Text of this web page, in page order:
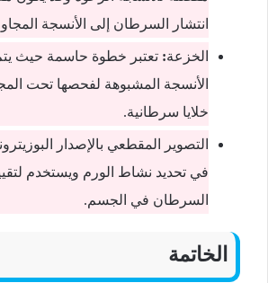
انتشار السرطان إلى الأنسجة
الخزعة: تعتبر خطوة حاسمة حيث
الأنسجة المشبوهة لفحصها تحت
خلايا سرطانية.
التصوير المقطعي بالإصدار
في تحديد نشاط الورم ويستخدم
السرطان في الجسم.
الخاتمة